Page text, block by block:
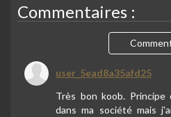
Commentaires :
user_5ead8a35afd25
Très bon koob. Principe
dans ma société mais